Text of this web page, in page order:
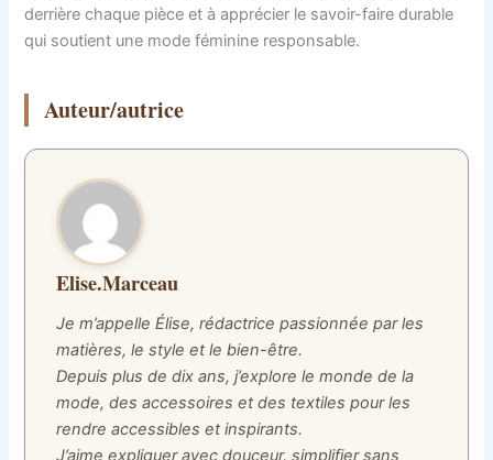
derrière chaque pièce et à apprécier le savoir-faire durable
qui soutient une mode féminine responsable.
Auteur/autrice
Elise.Marceau
Je m’appelle Élise, rédactrice passionnée par les
matières, le style et le bien-être.
Depuis plus de dix ans, j’explore le monde de la
mode, des accessoires et des textiles pour les
rendre accessibles et inspirants.